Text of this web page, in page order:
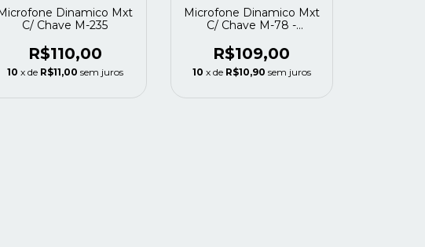
Dinamico Mxt
C/ Chave M-235
R$110,00
10 x de R$11,00 sem juros
Microfone Dinamico Mxt
C/ Chave M-78 -
R$109,00
10 x de R$10,90 sem juros